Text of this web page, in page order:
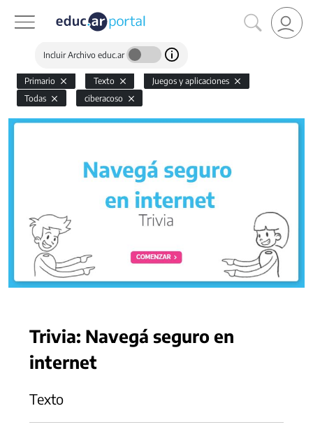
Incluir Archivo educ.ar
Primario Texto
Juegos y aplicaciones
Todas
ciberacoso
Trivia: Navegá seguro en
internet
Texto